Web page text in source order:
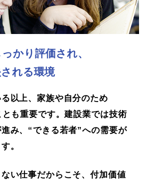
かり評価され、
れる環境
以上、家族や自分のため
とも重要です。建設業では技術
み、“できる若者”への需要が
。
い仕事だからこそ、付加価値